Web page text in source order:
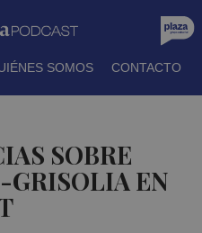
SOMOS CONTACTO
SOBRE
GRISOLIA EN